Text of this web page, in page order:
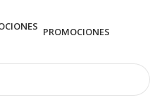
PROMOCIONES